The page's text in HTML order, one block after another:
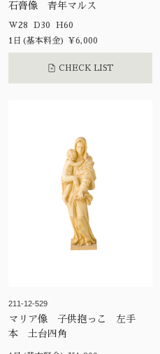
石膏像 青年マルス
W28 D30 H60
1日(基本料金) ¥6,000
CHECK LIST
211-12-529
マリア像 子供抱っこ 左手
本 土台四角